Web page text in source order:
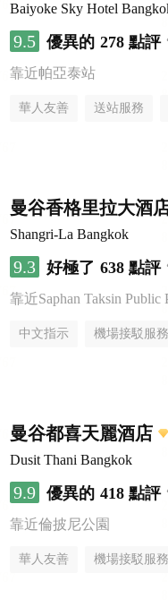
Baiyoke Sky Hotel
9.5 優異的 278 點評
靠近帕亞泰站
華人友善 送站服務
曼谷香格里拉大酒
Shangri-La Bangkok
9.3 好極了 638 點評
靠近Saphan Taksin Public
中文指示 機場接駁服務
曼谷都喜天麗酒店
Dusit Thani Bangkok
9.9 優異的 418 點評
靠近倫披尼公園
華人友善 機場接駁服務